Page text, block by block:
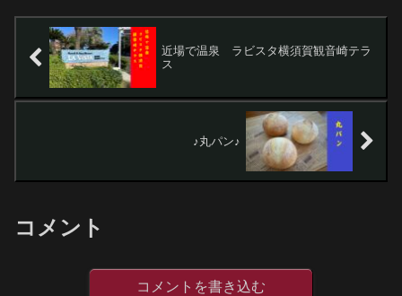
近場で温泉 ラビスタ横須賀観音崎テラ
ス
♪丸パン♪
コメント
コメントを書き込む